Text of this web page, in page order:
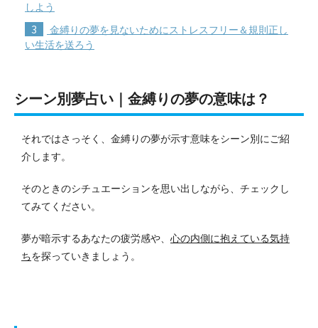
しよう
3
金縛りの夢を見ないためにストレスフリー＆規則正し
い生活を送ろう
シーン別夢占い｜金縛りの夢の意味は？
それではさっそく、金縛りの夢が示す意味をシーン別にご紹
介します。
そのときのシチュエーションを思い出しながら、チェックし
てみてください。
夢が暗示するあなたの疲労感や、 心の内側に抱えている気持
ちを探っていきましょう。